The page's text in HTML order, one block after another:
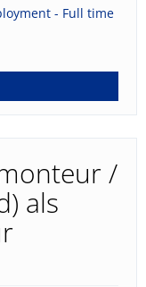
- Full time
/
als